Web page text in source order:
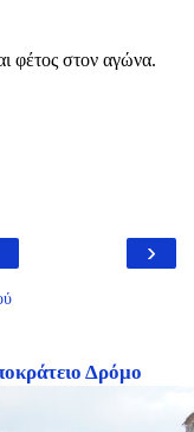
φέτος στον αγώνα.
›
Δρόμο